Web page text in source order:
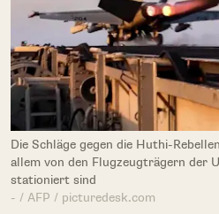
Die Schläge gegen die Huthi-
allem von den Flugzeugträgern der
stationiert sind
- / AFP / picturedesk.com